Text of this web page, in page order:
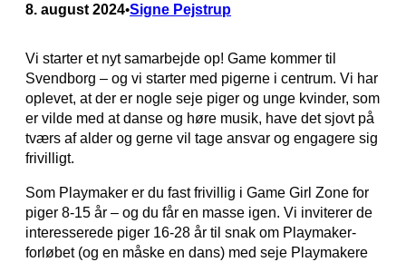
8. august 2024•Signe Pejstrup
Vi starter et nyt samarbejde op! Game kommer til
Svendborg – og vi starter med pigerne i centrum. Vi har
oplevet, at der er nogle seje piger og unge kvinder, som
er vilde med at danse og høre musik, have det sjovt på
tværs af alder og gerne vil tage ansvar og engagere sig
frivilligt.
Som Playmaker er du fast frivillig i Game Girl Zone for
piger 8-15 år – og du får en masse igen. Vi inviterer de
interesserede piger 16-28 år til snak om Playmaker-
forløbet (og en måske en dans) med seje Playmakere